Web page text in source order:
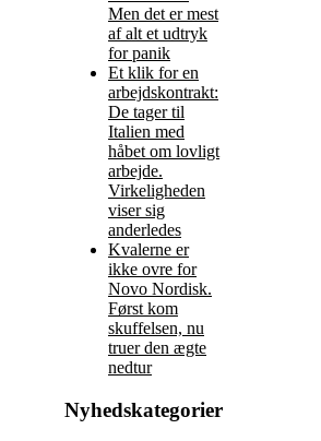
Men det er mest
af alt et udtryk
for panik
Et klik for en
arbejdskontrakt:
De tager til
Italien med
håbet om lovligt
arbejde.
Virkeligheden
viser sig
anderledes
Kvalerne er
ikke ovre for
Novo Nordisk.
Først kom
skuffelsen, nu
truer den ægte
nedtur
Nyhedskategorier